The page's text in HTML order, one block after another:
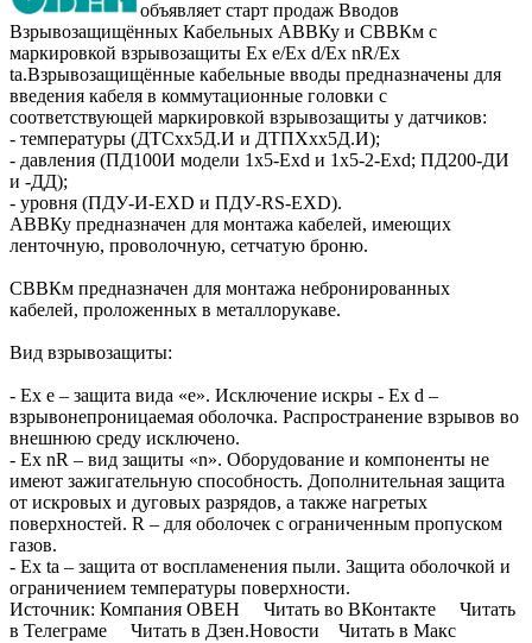
объявляет старт продаж Вводов
Взрывозащищённых Кабельных АВВКу и СВВКм с
маркировкой взрывозащиты Ex e/Ex d/Ex nR/Ex
ta.Взрывозащищённые кабельные вводы предназначены для
введения кабеля в коммутационные головки с
соответствующей маркировкой взрывозащиты у датчиков:
- температуры (ДТСхх5Д.И и ДТПХхх5Д.И);
- давления (ПД100И модели 1х5-Exd и 1х5-2-Exd; ПД200-ДИ
и -ДД);
- уровня (ПДУ-И-EXD и ПДУ-RS-EXD).
АВВКу предназначен для монтажа кабелей, имеющих
ленточную, проволочную, сетчатую броню.
СВВКм предназначен для монтажа небронированных
кабелей, проложенных в металлорукаве.
Вид взрывозащиты:
- Eх e – защита вида «е». Исключение искры - Ех d –
взрывонепроницаемая оболочка. Распространение взрывов во
внешнюю среду исключено.
- Ех nR – вид защиты «n». Оборудование и компоненты не
имеют зажигательную способность. Дополнительная защита
от искровых и дуговых разрядов, а также нагретых
поверхностей. R – для оболочек с ограниченным пропуском
газов.
- Ex ta – защита от воспламенения пыли. Защита оболочкой и
ограничением температуры поверхности.
Источник: Компания ОВЕН Читать во ВКонтакте Читать
в Телеграме Читать в Дзен.Новости Читать в Макс